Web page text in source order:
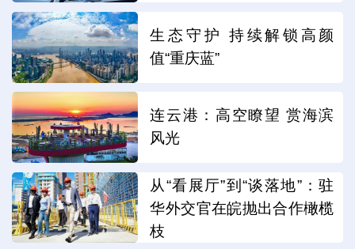
生态守护 持续解锁高颜
值“重庆蓝”
连云港：高空瞭望 赏海滨
风光
从“看展厅”到“谈落地”：驻
华外交官在皖抛出合作橄榄
枝